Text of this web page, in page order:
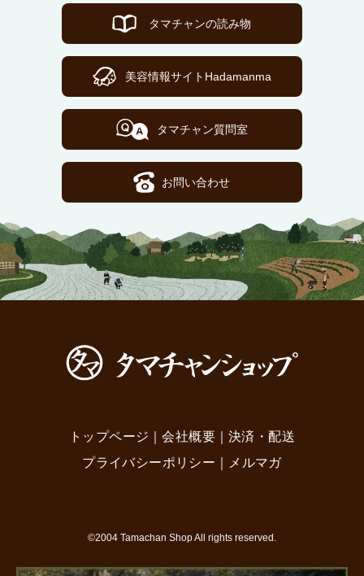
タマチャンの読み物
美容情報サイトHadamanma
タマチャン質問室
お問い合わせ
トップページ ｜会社概要
決済・配送
プライバシーポリシー
メルマガ
©2004 Tamachan Shop All rights reserved.